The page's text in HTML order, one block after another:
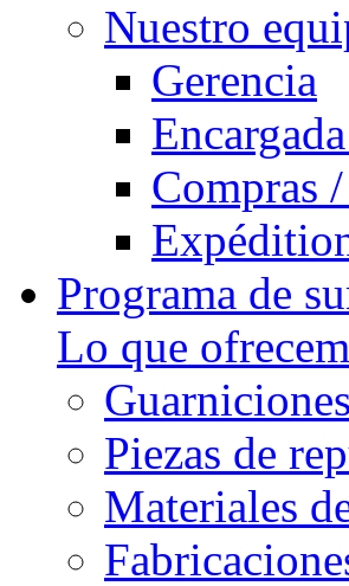
Nuestro
Gerencia
Compras
Programa de
Lo que
Piezas de
Materiales